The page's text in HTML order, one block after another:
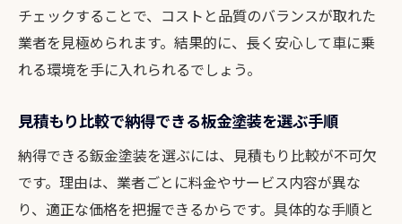
チェックすることで、コストと品質のバランスが取れた
業者を見極められます。結果的に、長く安心して車に乗
れる環境を手に入れられるでしょう。
見積もり比較で納得できる板金塗装を選ぶ手順
納得できる鈑金塗装を選ぶには、見積もり比較が不可欠
です。理由は、業者ごとに料金やサービス内容が異な
り、適正な価格を把握できるからです。具体的な手順と